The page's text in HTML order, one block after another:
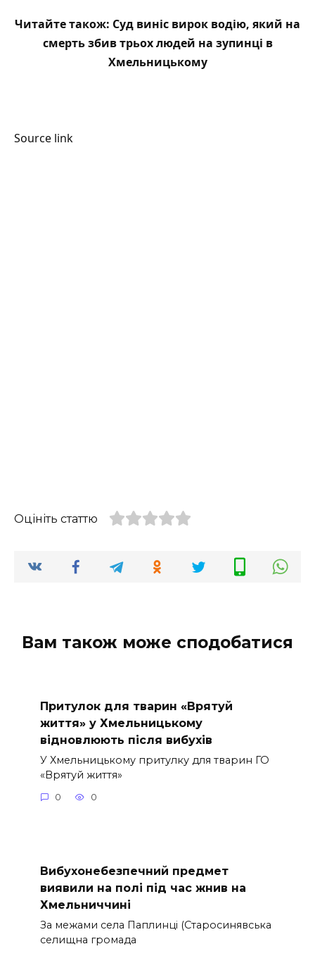
Читайте також: Суд виніс вирок водію, який на
смерть збив трьох людей на зупинці в
Хмельницькому
Source link
Оцініть статтю
Вам також може сподобатися
Притулок для тварин «Врятуй
життя» у Хмельницькому
відновлюють після вибухів
У Хмельницькому притулку для тварин ГО
«Врятуй життя»
0 0
Вибухонебезпечний предмет
виявили на полі під час жнив на
Хмельниччині
За межами села Паплинці (Старосинявська
селищна громада